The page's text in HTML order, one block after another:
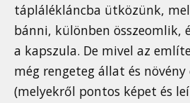
táplálékláncba ütközünk,
bánni, különben összeomlik,
a kapszula. De mivel az
még rengeteg állat és
(melyekről pontos képet és